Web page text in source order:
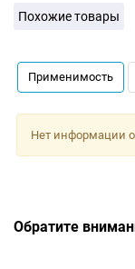
Похожие товары
Применимость
Нет информации
Обратите